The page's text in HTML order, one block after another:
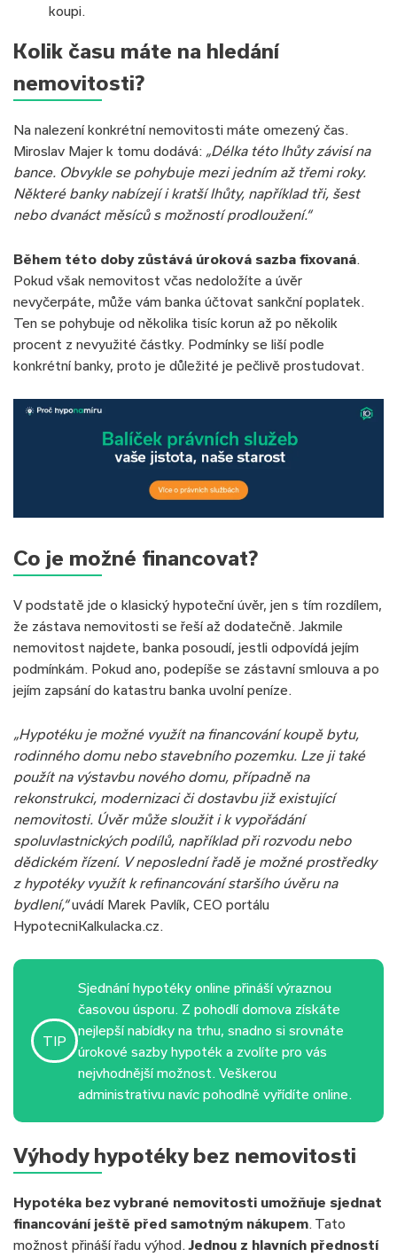
koupi.
Kolik času máte na hledání
nemovitosti?
Na nalezení konkrétní nemovitosti máte omezený čas.
Miroslav Majer k tomu dodává: „Délka této lhůty závisí na
bance. Obvykle se pohybuje mezi jedním až třemi roky.
Některé banky nabízejí i kratší lhůty, například tři, šest
nebo dvanáct měsíců s možností prodloužení.“
Během této doby zůstává úroková sazba fixovaná.
Pokud však nemovitost včas nedoložíte a úvěr
nevyčerpáte, může vám banka účtovat sankční poplatek.
Ten se pohybuje od několika tisíc korun až po několik
procent z nevyužité částky. Podmínky se liší podle
konkrétní banky, proto je důležité je pečlivě prostudovat.
Co je možné financovat?
V podstatě jde o klasický hypoteční úvěr, jen s tím rozdílem,
že zástava nemovitosti se řeší až dodatečně. Jakmile
nemovitost najdete, banka posoudí, jestli odpovídá jejím
podmínkám. Pokud ano, podepíše se zástavní smlouva a po
jejím zapsání do katastru banka uvolní peníze.
„Hypotéku je možné využít na financování koupě bytu,
rodinného domu nebo stavebního pozemku. Lze ji také
použít na výstavbu nového domu, případně na
rekonstrukci, modernizaci či dostavbu již existující
nemovitosti. Úvěr může sloužit i k vypořádání
spoluvlastnických podílů, například při rozvodu nebo
dědickém řízení. V neposlední řadě je možné prostředky
z hypotéky využít k refinancování staršího úvěru na
bydlení,“uvádí Marek Pavlík, CEO portálu
HypotecniKalkulacka.cz.
TIP
Sjednání hypotéky online přináší výraznou
časovou úsporu. Z pohodlí domova získáte
nejlepší nabídky na trhu, snadno si srovnáte
úrokové sazby hypoték a zvolíte pro vás
nejvhodnější možnost. Veškerou
administrativu navíc pohodlně vyřídíte online.
Výhody hypotéky bez nemovitosti
Hypotéka bez vybrané nemovitosti umožňuje sjednat
financování ještě před samotným nákupem. Tato
možnost přináší řadu výhod.Jednou z hlavních předností